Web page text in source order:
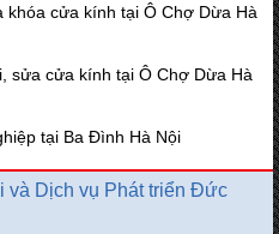
cửa kính tại Ô Chợ Dừa Hà
sửa cửa kính tại Ô Chợ Dừa Hà
tại Ba Đình Hà Nội
và Dịch vụ Phát triển Đức